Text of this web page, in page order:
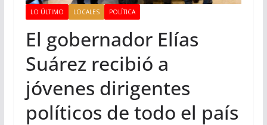
LO ÚLTIMO LOCALES POLÍTICA
El gobernador Elías
Suárez recibió a
jóvenes dirigentes
políticos de todo el país